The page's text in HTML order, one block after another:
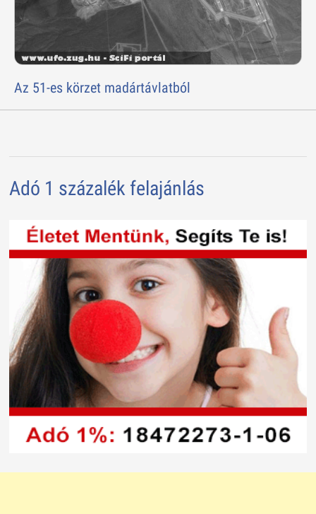
Az 51-es körzet madártávlatból
Adó 1 százalék felajánlás